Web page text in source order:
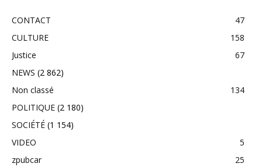
CONTACT
47
CULTURE
158
Justice
67
NEWS (2 862)
Non classé
134
POLITIQUE (2 180)
SOCIÉTÉ (1 154)
VIDEO
5
zpubcar
25